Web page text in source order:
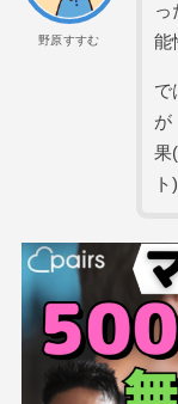
野原すすむ
っ
能
で
が
果